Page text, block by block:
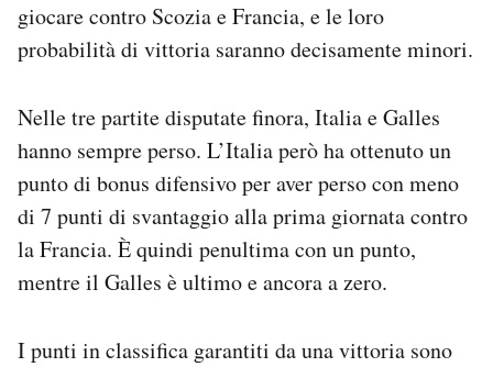
giocare contro Scozia e Francia, e le loro
probabilità di vittoria saranno decisamente minori.
Nelle tre partite disputate finora, Italia e Galles
hanno sempre perso. L’Italia però ha ottenuto un
punto di bonus difensivo per aver perso con meno
di 7 punti di svantaggio alla prima giornata contro
la Francia. È quindi penultima con un punto,
mentre il Galles è ultimo e ancora a zero.
I punti in classifica garantiti da una vittoria sono